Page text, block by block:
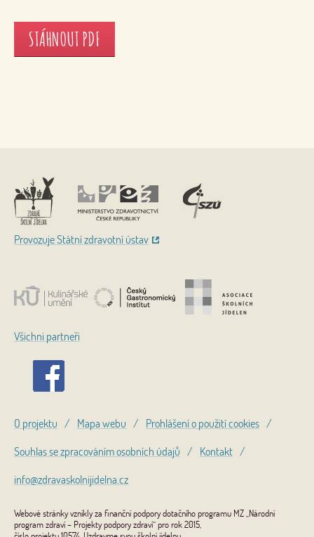
STÁHNOUT PDF
Provozuje Státní zdravotní ústav
Všichni partneři
O projektu / Mapa webu / Prohlášení o použití cookies /
Souhlas se zpracováním osobních údajů / Kontakt /
info@zdravaskolnijidelna.cz
Webové stránky vznikly za finanční podpory dotačního programu MZ „Národní
program zdraví – Projekty podpory zdraví“ pro rok 2015,